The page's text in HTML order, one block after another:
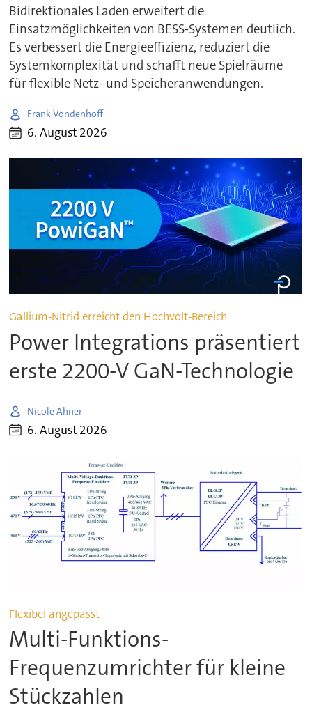
Bidirektionales Laden erweitert die
Einsatzmöglichkeiten von BESS-Systemen deutlich.
Es verbessert die Energieeffizienz, reduziert die
Systemkomplexität und schafft neue Spielräume
für flexible Netz- und Speicheranwendungen.
Frank Vondenhoff
6. August 2026
Gallium-Nitrid erreicht den Hochvolt-Bereich
Power Integrations präsentiert
erste 2200-V GaN-Technologie
Nicole Ahner
6. August 2026
Flexibel angepasst
Multi-Funktions-
Frequenzumrichter für kleine
Stückzahlen